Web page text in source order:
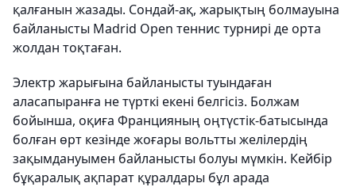
қалғанын жазады. Сондай-ақ, жарықтың болмауына
байланысты Madrid Open теннис турнирі де орта
жолдан тоқтаған.
Электр жарығына байланысты туындаған
аласапыранға не түрткі екені белгісіз. Болжам
бойынша, оқиға Францияның оңтүстік-батысында
болған өрт кезінде жоғары вольтты желілердің
зақымдануымен байланысты болуы мүмкін. Кейбір
бұқаралық ақпарат құралдары бұл арада